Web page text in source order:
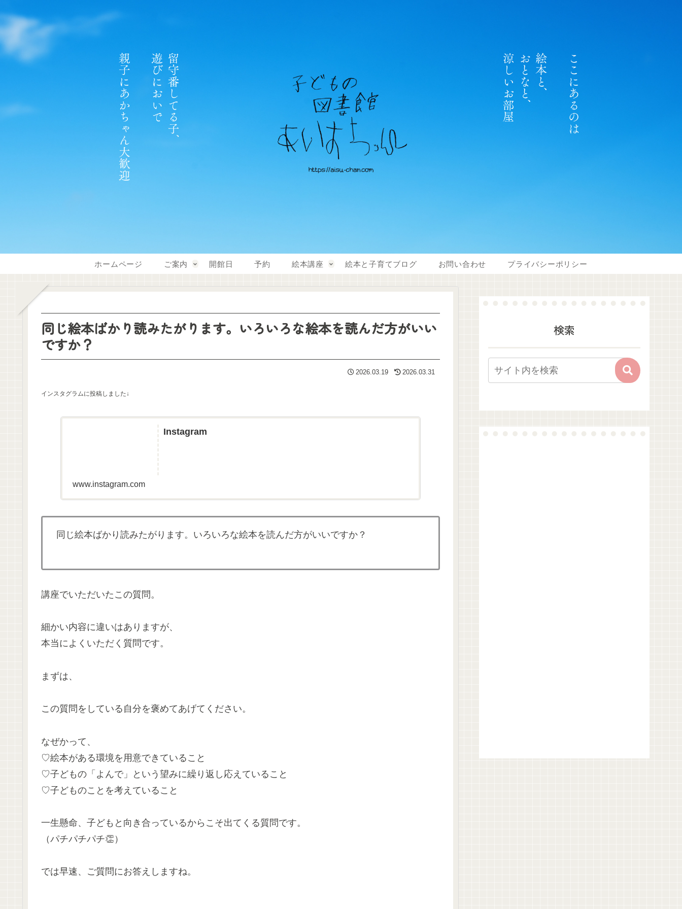
ホームページ ご案内 開館日 予約 絵本講座 絵本と子育てブログ お問い合わせ プライバシーポリシー
同じ絵本ばかり読みたがります。いろいろな絵本を読んだ方がいい
ですか？
2026.03.19 2026.03.31
インスタグラムに投稿しました↓
Instagram
www.instagram.com
同じ絵本ばかり読みたがります。いろいろな絵本を読んだ方がいいですか？
講座でいただいたこの質問。
細かい内容に違いはありますが、
本当によくいただく質問です。
まずは、
この質問をしている自分を褒めてあげてください。
なぜかって、
♡絵本がある環境を用意できていること
♡子どもの「よんで」という望みに繰り返し応えていること
♡子どものことを考えていること
一生懸命、子どもと向き合っているからこそ出てくる質問です。
（パチパチパチ👏）
では早速、ご質問にお答えしますね。
検索